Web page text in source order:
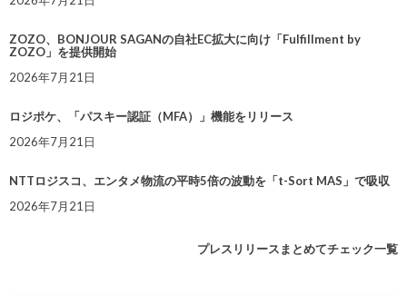
ZOZO、BONJOUR SAGANの自社EC拡大に向け「Fulfillment by
ZOZO」を提供開始
2026年7月21日
ロジポケ、「パスキー認証（MFA）」機能をリリース
2026年7月21日
NTTロジスコ、エンタメ物流の平時5倍の波動を「t-Sort MAS」で吸収
2026年7月21日
プレスリリースまとめてチェック一覧